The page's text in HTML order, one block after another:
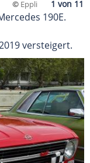
© Eppli
190E.
versteigert.